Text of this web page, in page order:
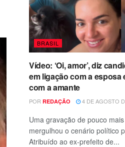
BRASIL
Vídeo: ‘Oi, amor’, diz
em ligação com a
com a amante
POR REDAÇÃO 4 DE AGOSTO
Uma gravação de pouco
mergulhou o cenário político
Atribuído ao ex-prefeito de...